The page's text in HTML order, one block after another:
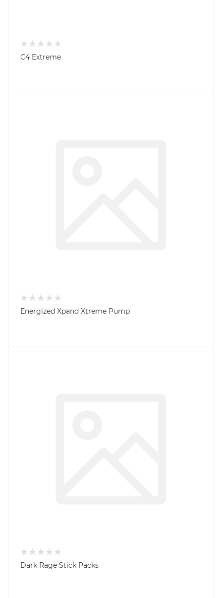
C4 Extreme
Energized Xpand Xtreme Pump
Dark Rage Stick Packs